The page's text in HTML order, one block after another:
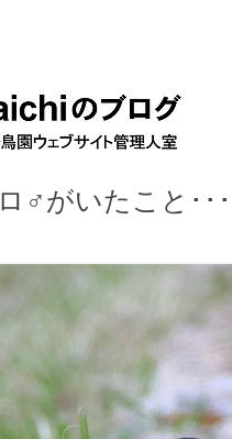
♂がいたこと･･･